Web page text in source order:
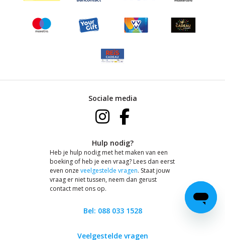
Sociale media
Hulp nodig?
Heb je hulp nodig met het maken van een
boeking of heb je een vraag? Lees dan eerst
even onze veelgestelde vragen. Staat jouw
vraag er niet tussen, neem dan gerust
contact met ons op.
Bel: 088 033 1528
Veelgestelde vragen